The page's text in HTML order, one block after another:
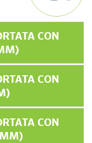
CON
CON
CON